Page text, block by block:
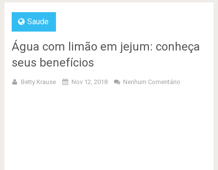
Saude
Água com limão em jejum: conheça
seus benefícios
Betty Krause Nov 12, 2018 Nenhum Comentário